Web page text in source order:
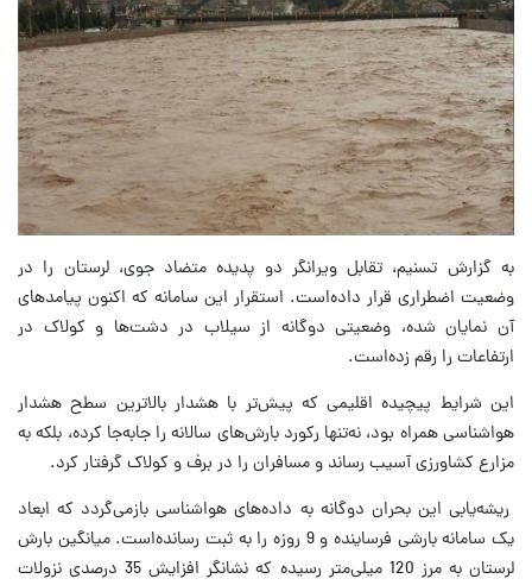
به گزارش تسنیم، تقابل ویرانگر دو پدیده متضاد جوی، لرستان را در
وضعیت اضطراری قرار داده‌است. استقرار این سامانه که اکنون پیامدهای
آن نمایان شده، وضعیتی دوگانه از سیلاب در دشت‌ها و کولاک در
ارتفاعات را رقم زده‌است.
این شرایط پیچیده اقلیمی که پیش‌تر با هشدار بالاترین سطح هشدار
هواشناسی همراه بود، نه‌تنها رکورد بارش‌های سالانه را جابه‌جا کرده، بلکه به
مزارع کشاورزی آسیب رساند و مسافران را در برف و کولاک گرفتار کرد.
ریشه‌یابی این بحران دوگانه به داده‌های هواشناسی بازمی‌گردد که ابعاد
یک سامانه بارشی فرساینده و 9 روزه را به ثبت رسانده‌است. میانگین بارش
لرستان به مرز 120 میلی‌متر رسیده که نشانگر افزایش 35 درصدی نزولات